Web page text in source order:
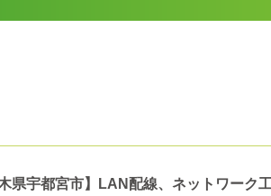
県宇都宮市】LAN配線、ネットワーク